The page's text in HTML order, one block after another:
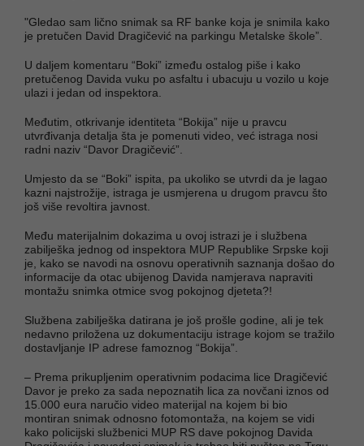
"Gledao sam lično snimak sa RF banke koja je snimila kako
je pretučen David Dragičević na parkingu Metalske škole”.
U daljem komentaru “Boki” između ostalog piše i kako
pretučenog Davida vuku po asfaltu i ubacuju u vozilo u koje
ulazi i jedan od inspektora.
Međutim, otkrivanje identiteta “Bokija” nije u pravcu
utvrđivanja detalja šta je pomenuti video, već istraga nosi
radni naziv “Davor Dragičević”.
Umjesto da se “Boki” ispita, pa ukoliko se utvrdi da je lagao
kazni najstrožije, istraga je usmjerena u drugom pravcu što
još više revoltira javnost.
Među materijalnim dokazima u ovoj istrazi je i službena
zabilješka jednog od inspektora MUP Republike Srpske koji
je, kako se navodi na osnovu operativnih saznanja došao do
informacije da otac ubijenog Davida namjerava napraviti
montažu snimka otmice svog pokojnog djeteta?!
Službena zabilješka datirana je još prošle godine, ali je tek
nedavno priložena uz dokumentaciju istrage kojom se tražilo
dostavljanje IP adrese famoznog “Bokija”.
– Prema prikupljenim operativnim podacima lice Dragičević
Davor je preko za sada nepoznatih lica za novčani iznos od
15.000 eura naručio video materijal na kojem bi bio
montiran snimak odnosno fotomontaža, na kojem se vidi
kako policijski službenici MUP RS dave pokojnog Davida